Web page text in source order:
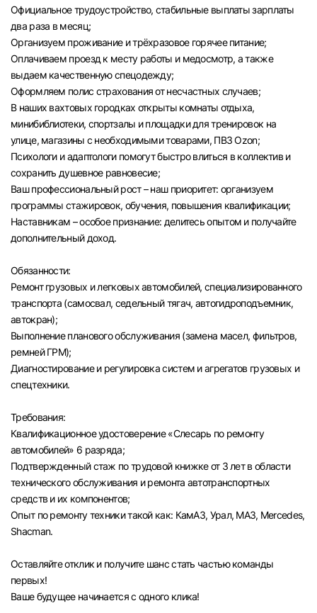
Официальное трудоустройство, стабильные выплаты зарплаты
два раза в месяц;
Организуем проживание и трёхразовое горячее питание;
Оплачиваем проезд к месту работы и медосмотр, а также
выдаем качественную спецодежду;
Оформляем полис страхования от несчастных случаев;
В наших вахтовых городках открыты комнаты отдыха,
минибиблиотеки, спортзалы и площадки для тренировок на
улице, магазины с необходимыми товарами, ПВЗ Ozon;
Психологи и адаптологи помогут быстро влиться в коллектив и
сохранить душевное равновесие;
Ваш профессиональный рост – наш приоритет: организуем
программы стажировок, обучения, повышения квалификации;
Наставникам – особое признание: делитесь опытом и получайте
дополнительный доход.
Обязанности:
Ремонт грузовых и легковых автомобилей, специализированного
транспорта (самосвал, седельный тягач, автогидроподъемник,
автокран);
Выполнение планового обслуживания (замена масел, фильтров,
ремней ГРМ);
Диагностирование и регулировка систем и агрегатов грузовых и
спецтехники.
Требования:
Квалификационное удостоверение «Слесарь по ремонту
автомобилей» 6 разряда;
Подтвержденный стаж по трудовой книжке от 3 лет в области
технического обслуживания и ремонта автотранспортных
средств и их компонентов;
Опыт по ремонту техники такой как: КамАЗ, Урал, МАЗ, Mercedes,
Shacman.
Оставляйте отклик и получите шанс стать частью команды
первых!
Ваше будущее начинается с одного клика!